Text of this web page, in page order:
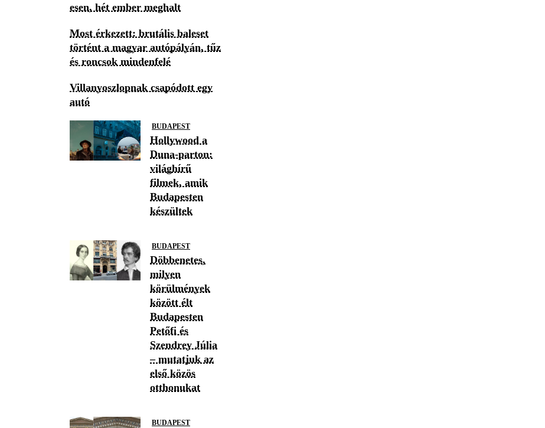
esen, hét ember meghalt
Most érkezett: brutális baleset
történt a magyar autópályán, tűz
és roncsok mindenfelé
Villanyoszlopnak csapódott egy
autó
BUDAPEST
Hollywood a
Duna-parton:
világhírű
filmek, amik
Budapesten
készültek
BUDAPEST
Döbbenetes,
milyen
körülmények
között élt
Budapesten
Petőfi és
Szendrey Júlia
– mutatjuk az
első közös
otthonukat
BUDAPEST